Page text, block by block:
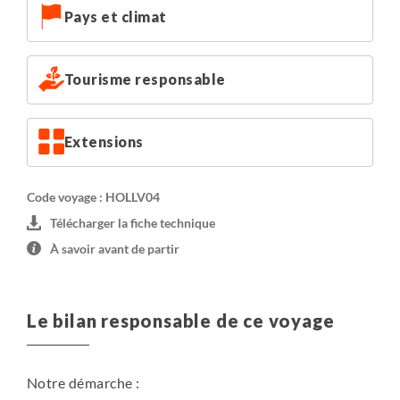
Pays et climat
Tourisme responsable
Extensions
Code voyage : HOLLV04
Télécharger la fiche technique
À savoir avant de partir
Le bilan responsable de ce voyage
Notre démarche :